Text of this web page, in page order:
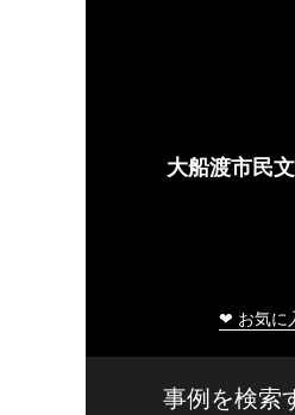
大船渡市民
❤ お気に
事例を検索